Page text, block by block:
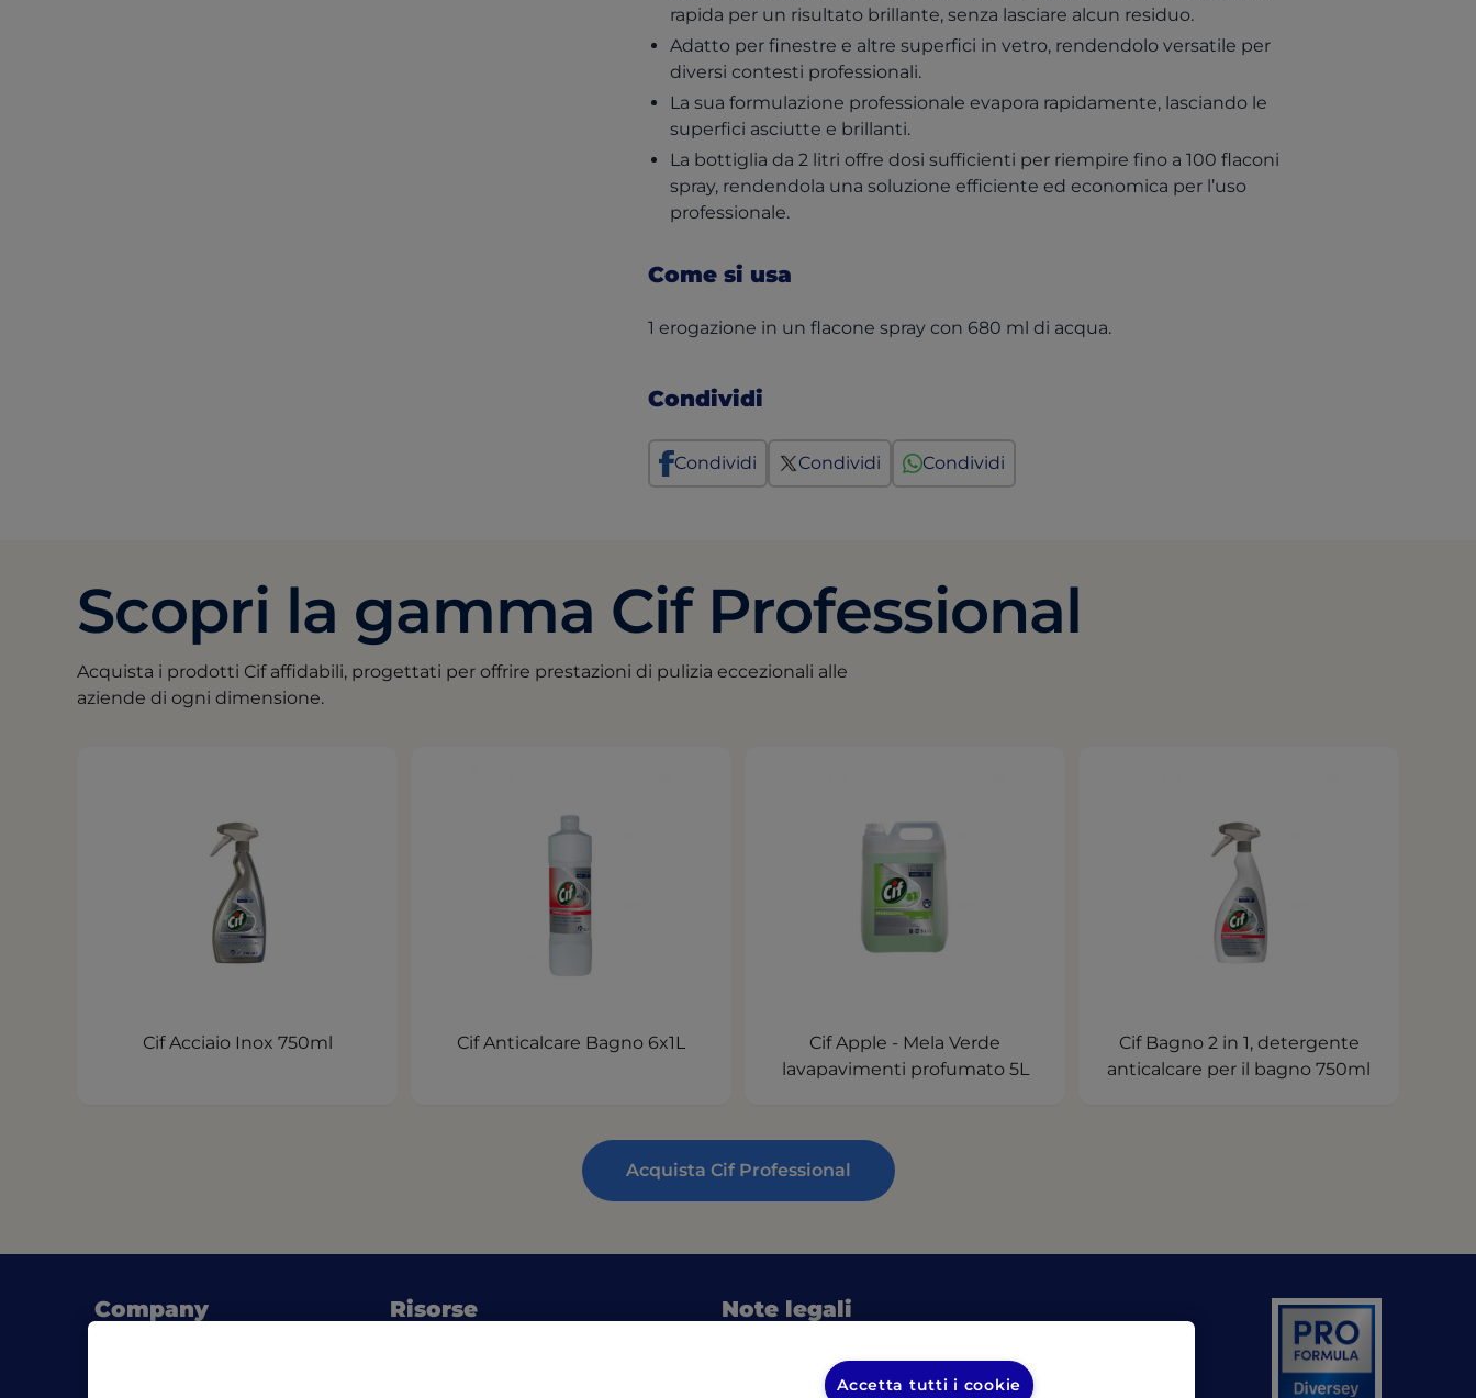
rapida per un risultato brillante, senza lasciare alcun residuo.
Adatto per finestre e altre superfici in vetro, rendendolo versatile per
diversi contesti professionali.
La sua formulazione professionale evapora rapidamente, lasciando le
superfici asciutte e brillanti.
La bottiglia da 2 litri offre dosi sufficienti per riempire fino a 100 flaconi
spray, rendendola una soluzione efficiente ed economica per l’uso
professionale.
Come si usa
1 erogazione in un flacone spray con 680 ml di acqua.
Condividi
Condividi Condividi Condividi
Scopri la gamma Cif Professional
Acquista i prodotti Cif affidabili, progettati per offrire prestazioni di pulizia eccezionali alle
aziende di ogni dimensione.
Cif Acciaio Inox 750ml Cif Anticalcare Bagno 6x1L
Cif Apple - Mela Verde
lavapavimenti profumato 5L
Cif Bagno 2 in 1, detergente
anticalcare per il bagno 750ml
Acquista Cif Professional
Company Risorse Note legali
Informativa sulla privacy Diversy (opens in a new tab)
Accetta tutti i cookie